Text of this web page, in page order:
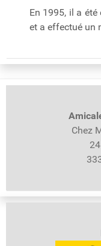
En 1995, il a
et a effectué un
Chez